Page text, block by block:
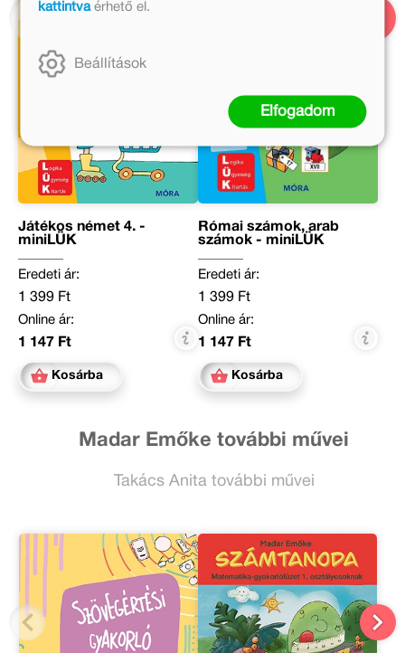
Játékos német 4. -
miniLÜK
Eredeti ár:
1 399 Ft
Online ár:
1 147 Ft
Kosárba
Római számok, arab
számok - miniLÜK
Eredeti ár:
1 399 Ft
Online ár:
1 147 Ft
Kosárba
Madar Emőke további művei
Takács Anita további művei
kattintvaérhető el.
Beállítások
Elfogadom